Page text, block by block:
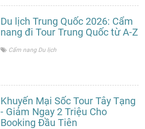
Du lịch Trung Quốc 2026: Cẩm
nang đi Tour Trung Quốc từ A-Z
Cẩm nang Du lịch
Khuyến Mại Sốc Tour Tây Tạng
- Giảm Ngay 2 Triệu Cho
Booking Đầu Tiên